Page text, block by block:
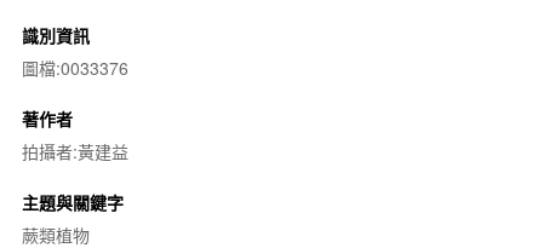
識別資訊
圖檔:0033376
著作者
拍攝者:黃建益
主題與關鍵字
蕨類植物